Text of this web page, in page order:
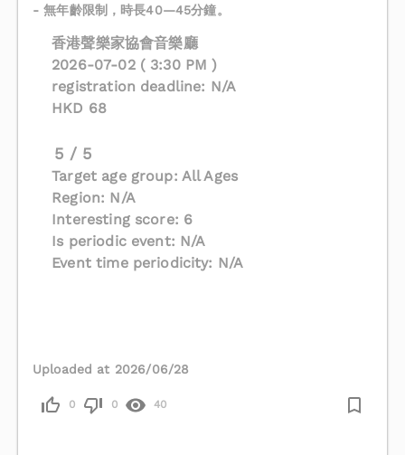
- 無年齡限制，時長40—45分鐘。
香港聲樂家協會音樂廳
2026-07-02 ( 3:30 PM )
registration deadline: N/A
HKD 68
5 / 5
Target age group: All Ages
Region: N/A
Interesting score: 6
Is periodic event: N/A
Event time periodicity: N/A
Uploaded at 2026/06/28
0 0 40